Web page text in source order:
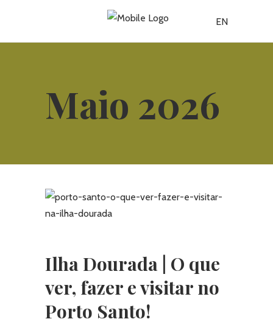
EN
Maio 2026
Ilha Dourada | O que
ver, fazer e visitar no
Porto Santo!